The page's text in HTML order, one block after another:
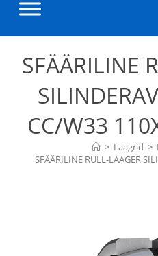
SFÄÄRILINE
CC/W33
> Laagrid >
SFÄÄRILINE RULL-LAAGER